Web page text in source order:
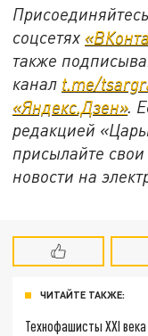
соцсетях
также
канал t.me/
«Яндекс.Дзен».
редакцией
присылайте
новости на
ЧИТАЙТЕ ТАКЖЕ:
Технофашисты XXI века